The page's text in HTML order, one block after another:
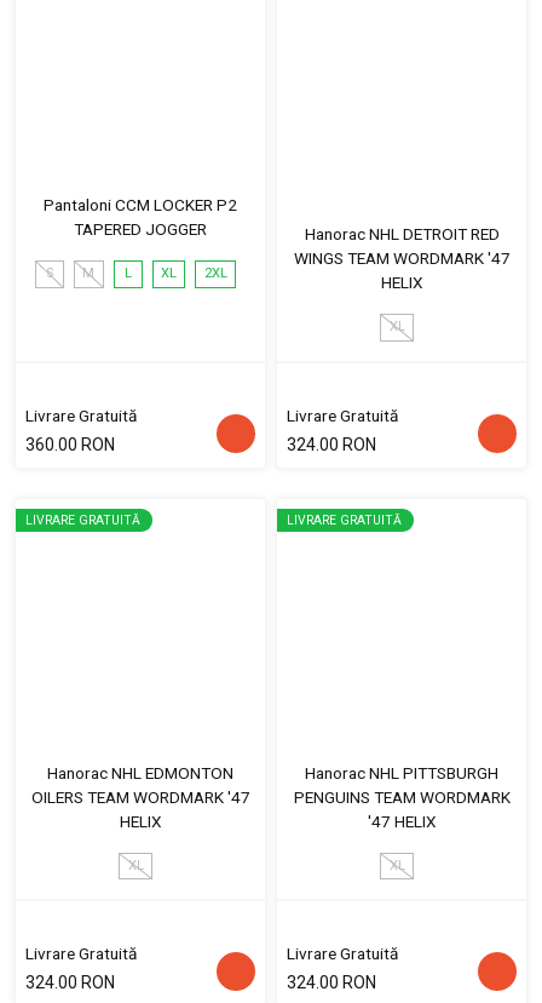
Pantaloni CCM LOCKER P2
TAPERED JOGGER
S M L XL 2XL
Livrare Gratuită
360.00 RON
Hanorac NHL DETROIT RED
WINGS TEAM WORDMARK '47
HELIX
XL
Livrare Gratuită
324.00 RON
LIVRARE GRATUITĂ
Hanorac NHL EDMONTON
OILERS TEAM WORDMARK '47
HELIX
XL
Livrare Gratuită
324.00 RON
LIVRARE GRATUITĂ
Hanorac NHL PITTSBURGH
PENGUINS TEAM WORDMARK
'47 HELIX
XL
Livrare Gratuită
324.00 RON